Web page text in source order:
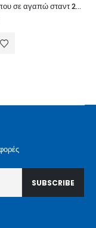
10 λόγοι που σε αγαπώ σταντ 20εκ.